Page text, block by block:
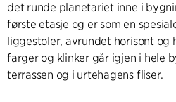
det runde planetariet inne i
første etasje og er som en
liggestoler, avrundet horisont og
farger og klinker går igjen i hele
terrassen og i urtehagens fliser.